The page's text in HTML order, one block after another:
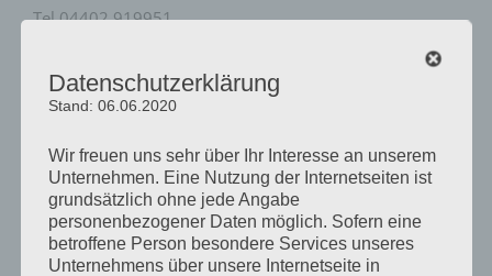
Tel 04402 919951
www.umsicht.eu
Haftungsausschluss
Datenschutzerklärung
Stand: 06.06.2020
Wir freuen uns sehr über Ihr Interesse an unserem
Unternehmen. Eine Nutzung der Internetseiten ist
grundsätzlich ohne jede Angabe
personenbezogener Daten möglich. Sofern eine
betroffene Person besondere Services unseres
Unternehmens über unsere Internetseite in